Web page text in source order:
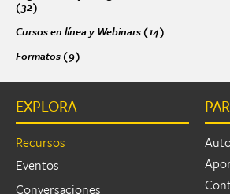
(32)
Cursos en línea y Webinars (14)
Formatos (9)
EXPLORA
Recursos
Eventos
Conversaciones